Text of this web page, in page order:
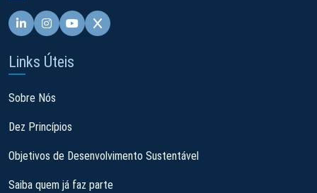
Linkedin - Pacto Global BR
Instagram - Pacto Global BR
Youtube - Pacto Global BR
X - Pacto Global BR
Links Úteis
Sobre Nós
Dez Princípios
Objetivos de Desenvolvimento Sustentável
Saiba quem já faz parte